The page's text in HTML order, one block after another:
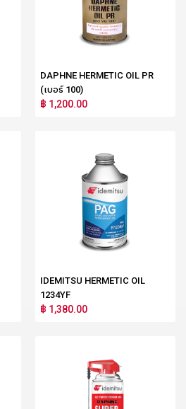
DAPHNE HERMETIC OIL PR
(เบอร์ 100)
฿ 1,200.00
IDEMITSU HERMETIC OIL
1234YF
฿ 1,380.00